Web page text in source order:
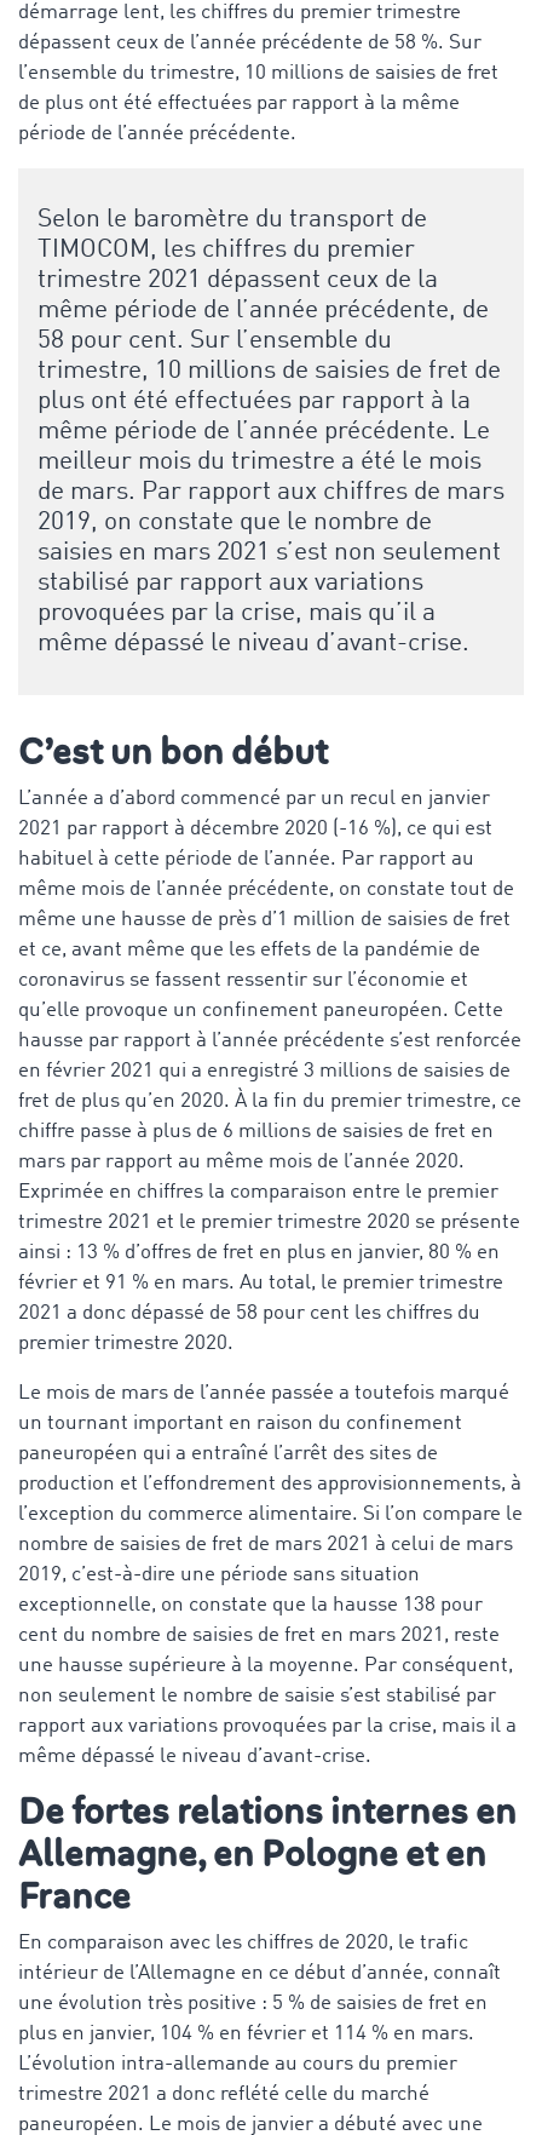
démarrage lent, les chiffres du premier trimestre
dépassent ceux de l’année précédente de 58 %. Sur
l’ensemble du trimestre, 10 millions de saisies de fret
de plus ont été effectuées par rapport à la même
période de l’année précédente.
Selon le baromètre du transport de
TIMOCOM, les chiffres du premier
trimestre 2021 dépassent ceux de la
même période de l’année précédente, de
58 pour cent. Sur l’ensemble du
trimestre, 10 millions de saisies de fret de
plus ont été effectuées par rapport à la
même période de l’année précédente. Le
meilleur mois du trimestre a été le mois
de mars. Par rapport aux chiffres de mars
2019, on constate que le nombre de
saisies en mars 2021 s’est non seulement
stabilisé par rapport aux variations
provoquées par la crise, mais qu’il a
même dépassé le niveau d’avant-crise.
C’est un bon début
L’année a d’abord commencé par un recul en janvier
2021 par rapport à décembre 2020 (-16 %), ce qui est
habituel à cette période de l’année. Par rapport au
même mois de l’année précédente, on constate tout de
même une hausse de près d’1 million de saisies de fret
et ce, avant même que les effets de la pandémie de
coronavirus se fassent ressentir sur l’économie et
qu’elle provoque un confinement paneuropéen. Cette
hausse par rapport à l’année précédente s’est renforcée
en février 2021 qui a enregistré 3 millions de saisies de
fret de plus qu’en 2020. À la fin du premier trimestre, ce
chiffre passe à plus de 6 millions de saisies de fret en
mars par rapport au même mois de l’année 2020.
Exprimée en chiffres la comparaison entre le premier
trimestre 2021 et le premier trimestre 2020 se présente
ainsi : 13 % d’offres de fret en plus en janvier, 80 % en
février et 91 % en mars. Au total, le premier trimestre
2021 a donc dépassé de 58 pour cent les chiffres du
premier trimestre 2020.
Le mois de mars de l’année passée a toutefois marqué
un tournant important en raison du confinement
paneuropéen qui a entraîné l’arrêt des sites de
production et l’effondrement des approvisionnements, à
l’exception du commerce alimentaire. Si l’on compare le
nombre de saisies de fret de mars 2021 à celui de mars
2019, c’est-à-dire une période sans situation
exceptionnelle, on constate que la hausse 138 pour
cent du nombre de saisies de fret en mars 2021, reste
une hausse supérieure à la moyenne. Par conséquent,
non seulement le nombre de saisie s’est stabilisé par
rapport aux variations provoquées par la crise, mais il a
même dépassé le niveau d’avant-crise.
De fortes relations internes en
Allemagne, en Pologne et en
France
En comparaison avec les chiffres de 2020, le trafic
intérieur de l’Allemagne en ce début d’année, connaît
une évolution très positive : 5 % de saisies de fret en
plus en janvier, 104 % en février et 114 % en mars.
L’évolution intra-allemande au cours du premier
trimestre 2021 a donc reflété celle du marché
paneuropéen. Le mois de janvier a débuté avec une